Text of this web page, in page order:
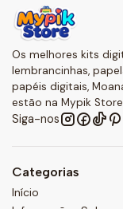
Os melhores kits
lembrancinhas,
papéis digitais,
estão na Mypik
Siga-nos
Categorias
Início